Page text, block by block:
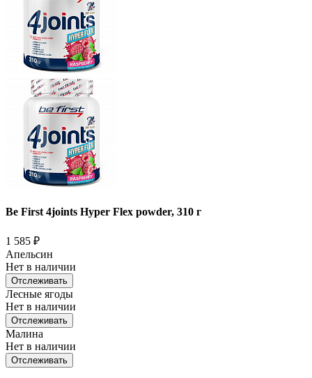
Be First 4joints Hyper Flex powder, 310 г
1 585 ₽
Апельсин
Нет в наличии
Отслеживать
Лесные ягоды
Нет в наличии
Отслеживать
Малина
Нет в наличии
Отслеживать